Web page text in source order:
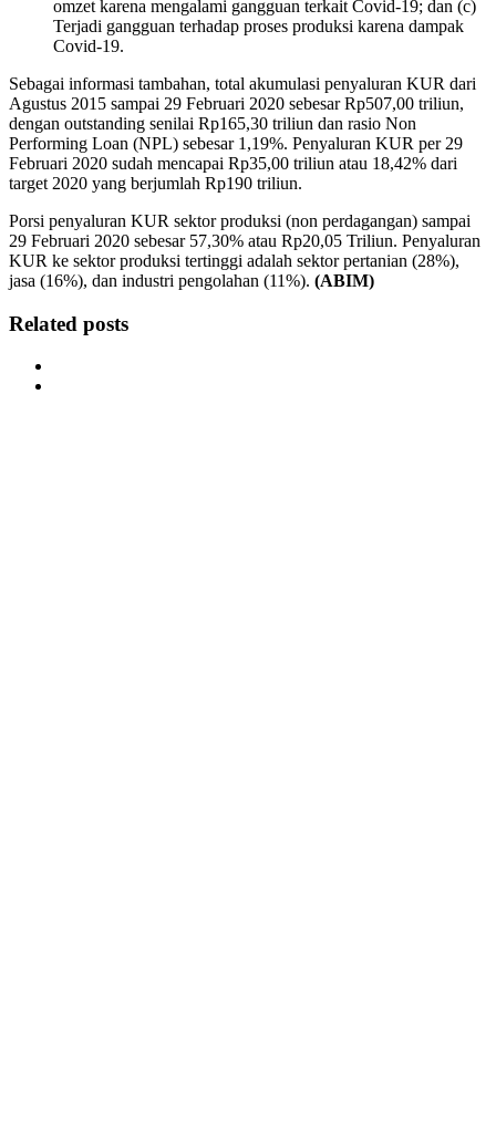
omzet karena mengalami gangguan terkait Covid-19; dan (c)
Terjadi gangguan terhadap proses produksi karena dampak
Covid-19.
Sebagai informasi tambahan, total akumulasi penyaluran KUR dari
Agustus 2015 sampai 29 Februari 2020 sebesar Rp507,00 triliun,
dengan outstanding senilai Rp165,30 triliun dan rasio Non
Performing Loan (NPL) sebesar 1,19%. Penyaluran KUR per 29
Februari 2020 sudah mencapai Rp35,00 triliun atau 18,42% dari
target 2020 yang berjumlah Rp190 triliun.
Porsi penyaluran KUR sektor produksi (non perdagangan) sampai
29 Februari 2020 sebesar 57,30% atau Rp20,05 Triliun. Penyaluran
KUR ke sektor produksi tertinggi adalah sektor pertanian (28%),
jasa (16%), dan industri pengolahan (11%). (ABIM)
Related posts